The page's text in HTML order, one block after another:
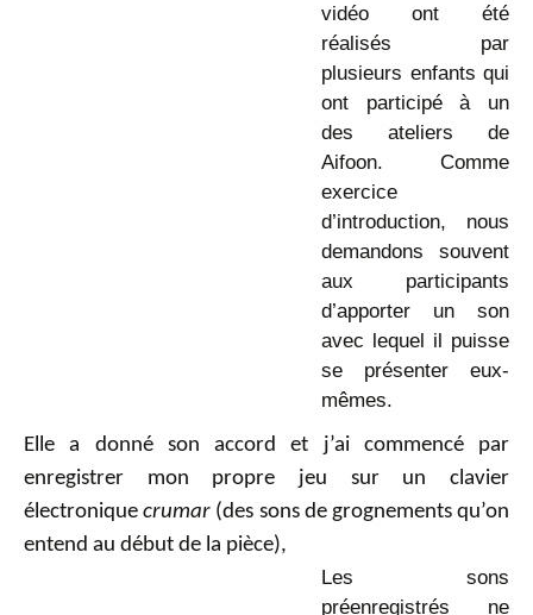
vidéo ont été
réalisés par
plusieurs enfants qui
ont participé à un
des ateliers de
Aifoon. Comme
exercice
d’introduction, nous
demandons souvent
aux participants
d’apporter un son
avec lequel il puisse
se présenter eux-
mêmes.
Elle a donné son accord et j’ai commencé par
enregistrer mon propre jeu sur un clavier
électroniquecrumar (des sons de grognements qu’on
entend au début de la pièce),
Les sons
préenregistrés ne